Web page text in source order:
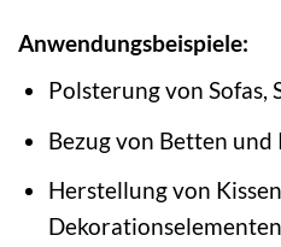
Anwendungsbeispiele:
Polsterung von Sofas,
Bezug von Betten
Herstellung von
Dekorationselementen